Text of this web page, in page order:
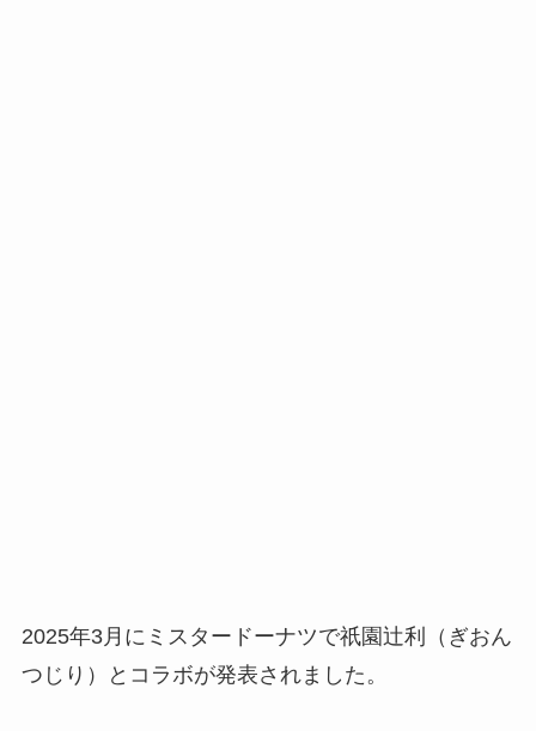
2025年3月にミスタードーナツで祇園辻利（ぎおん
つじり）とコラボが発表されました。